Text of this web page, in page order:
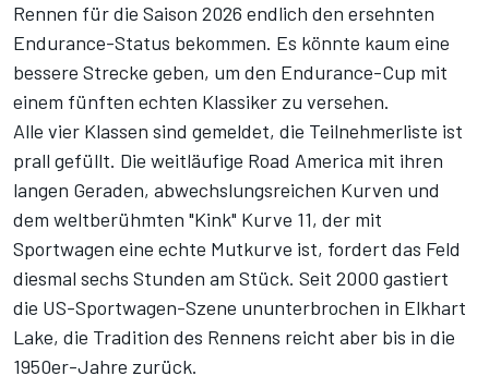
Rennen für die Saison 2026 endlich den ersehnten
Endurance-Status bekommen. Es könnte kaum eine
bessere Strecke geben, um den Endurance-Cup mit
einem fünften echten Klassiker zu versehen.
Alle vier Klassen sind gemeldet, die Teilnehmerliste ist
prall gefüllt. Die weitläufige Road America mit ihren
langen Geraden, abwechslungsreichen Kurven und
dem weltberühmten "Kink" Kurve 11, der mit
Sportwagen eine echte Mutkurve ist, fordert das Feld
diesmal sechs Stunden am Stück. Seit 2000 gastiert
die US-Sportwagen-Szene ununterbrochen in Elkhart
Lake, die Tradition des Rennens reicht aber bis in die
1950er-Jahre zurück.